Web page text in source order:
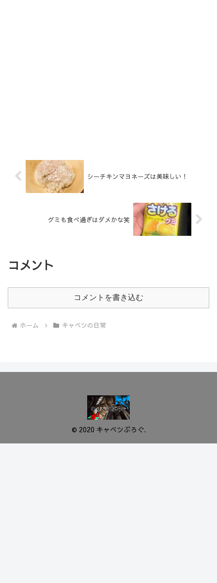
シーチキンマヨネーズは美味しい！
グミも食べ過ぎはダメかな笑
コメント
コメントを書き込む
ホーム キャベツの日常
© 2020 キャベツぶろぐ.